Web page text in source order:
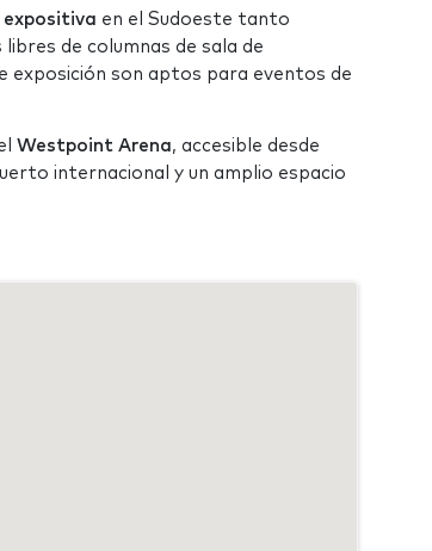
en el Sudoeste tanto
de columnas de sala de
exposición son aptos para eventos de
Westpoint Arena, accesible desde
internacional y un amplio espacio